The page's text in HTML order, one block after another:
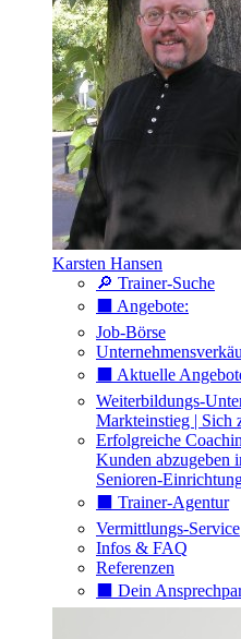
Karsten Hansen
🔎 Trainer-Suche
⬛️ Angebote:
Job-Börse
⬛️ Aktuelle
Weiterbildungs-
Markteinstieg | Sich
Erfolgreiche
Kunden abzugeben
Senioren-
⬛️ Trainer-Agentur
Vermittlungs-Service
Infos & FAQ
Referenzen
⬛️ Dein